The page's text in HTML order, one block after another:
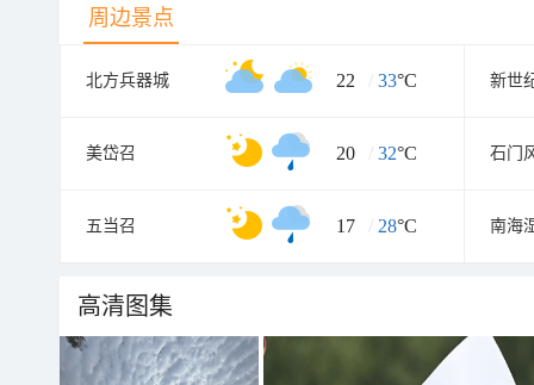
周边景点
北方兵器城 22 / 33°C 新世
美岱召 20 / 32°C 石门
五当召 17 / 28°C 南海
高清图集